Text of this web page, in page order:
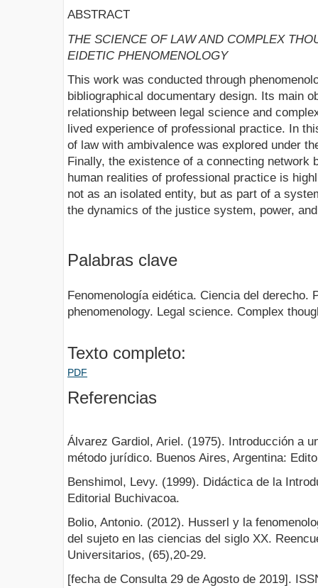
ABSTRACT
THE SCIENCE OF LAW AND COMPLEX
EIDETIC PHENOMENOLOGY
This work was conducted through
bibliographical documentary design. Its main
relationship between legal science and
lived experience of professional practice. In
of law with ambivalence was explored under
Finally, the existence of a connecting network
human realities of professional practice is
not as an isolated entity, but as part of a
the dynamics of the justice system, power,
Palabras clave
Fenomenología eidética. Ciencia del derecho.
phenomenology. Legal science. Complex
Texto completo:
PDF
Referencias
Álvarez Gardiol, Ariel. (1975). Introducción a
método jurídico. Buenos Aires, Argentina:
Benshimol, Levy. (1999). Didáctica de la
Editorial Buchivacoa.
Bolio, Antonio. (2012). Husserl y la
del sujeto en las ciencias del siglo XX.
Universitarios, (65),20-29.
[fecha de Consulta 29 de Agosto de 2019].